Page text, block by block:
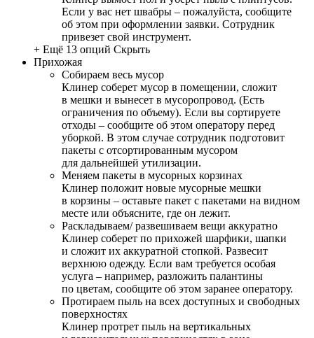
Если у вас нет швабры – пожалуйста, сообщите
об этом при оформлении заявки. Сотрудник
привезет свой инструмент.
+ Ещё 13 опций Скрыть
Прихожая
Собираем весь мусор
Клинер соберет мусор в помещении, сложит
в мешки и вынесет в мусоропровод. (Есть
ограничения по объему). Если вы сортируете
отходы – сообщите об этом оператору перед
уборкой. В этом случае сотрудник подготовит
пакеты с отсортированным мусором
для дальнейшей утилизации.
Меняем пакеты в мусорных корзинах
Клинер положит новые мусорные мешки
в корзины – оставьте пакет с пакетами на видном
месте или объясните, где он лежит.
Раскладываем/ развешиваем вещи аккуратно
Клинер соберет по прихожей шарфики, шапки
и сложит их аккуратной стопкой. Развесит
верхнюю одежду. Если вам требуется особая
услуга – например, разложить палантины
по цветам, сообщите об этом заранее оператору.
Протираем пыль на всех доступных и свободных
поверхностях
Клинер протрет пыль на вертикальных